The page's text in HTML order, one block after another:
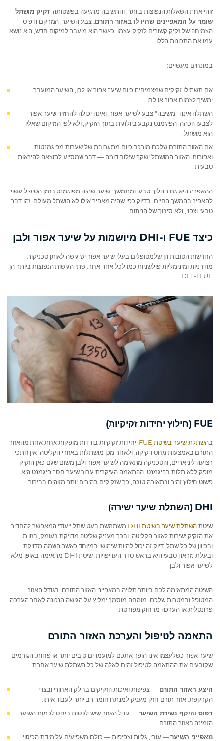
זוהי אחת השאלות הנפוצות ביותר, והתשובה מרגיעה בפשטותה. זקיק מושתל
שומר על המאפיינים שהיו לו באזור התורם.צבע השיער, המרקם ודפוס
הצמיחה של זקיק קשורים לזקיק עצמו. כאשר הוא מועבר למיקום חדש, הוא נושא
עמו את התכונות הללו.
במונחים מעשיים:
אם תשתילו זקיקים שמצמיחים כיום שיער אפור או לבן, השיער המועבר
ימשיך לצמוח אפור או לבן.
השתלה אינה "משיבה" צבע לשיער אפור, ואינה יכולה להחזיר שיער אפור
לצבעו הכהה. הפיגמנט נקבע ביולוגית בתוך הזקיק, ולא לפי המיקום שאליו
הוא מושתל.
אם האזור התורם שלכם מורכב כיום מתערובת של שערות מפוגמנטות
ואפורות, האזור המושתל ישקף שילוב דומה — דבר שמסייע לתוצאה להיראות
טבעית.
ההאפרה היא גם תהליך טבעי ומתמשך. שיער שהיה מפוגמנט בזמן הטיפול עשוי
להאפיר בהמשך החיים, בדיוק כפי שהיה מאפיר אילו לא הושתל מעולם. זהו דבר
טבעי וצפוי, ולא סיבוך של הניתוח.
כיצד FUE ו‑DHI מיושמות על שיער אפור ולבן
החדשות הטובות הן שלמטופלים בעלי שיער אפור יש גישה לאותן טכניקות
מודרניות ומינימליות פולשניות כמו לכל אחד אחר. שתי הגישות הנפוצות ביותר הן
FUE ו‑DHI.
בהשתלת שיער בשיטת FUE
, יחידות זקיקיות בודדות מופקות אחת אחת מהאזור
התורם באמצעות מחט דקיקה, ולאחר מכן מושתלות באזורי הקליטה. אין חתכי
רצועה ליניאריים, והטכניקה מתאימה לשיער אפור ולבן משום שגם כאן הזקיק
מופק ללא תלות בפיגמנט. ההתאמה העיקרית עבור שיער חסר פיגמנט היא
פשוט חילוץ זהיר ובתאורה טובה, כך שזקיקים בהירים יותר מזוהים בבירור.
שיטתהשתלת שיער בשיטת DHI
משתמשת בעט שתל ייעודי המאפשר להחדיר
את הזקיק ישירות לאזור הקליטה, ובכך מעניק שליטה מדויקת בעומק, בזווית
ובכיוון של כל שתל. דיוק זה יכול להיות שימושי במיוחד כאשר השמה מדויקת
ובעלת מראה טבעי היא בראש סדר העדיפויות. שיטת DHI מתאימה באופן מלא
לשיער אפור ולבן.
השיטה המתאימה לכם ביותר תלויה במאפייני האזור התורם, בגודל האזור
המטופל ובמטרות שלכם. מומחה מוסמך ימליץ על הגישה הנכונה לאחר הערכה
פרונטלית או הערכה מרחוק מפורטת.
התאמה לטיפול והערכת האזור התורם
שיער אפור כשלעצמו אינו הופך אתכם למועמדים טובים יותר או פחות. הגורמים
שקובעים את ההתאמה לטיפול זהים לאלה של כל השתלת שיער אחרת:
היצע האזור התורם — צפיפות ואיכות הזקיקים בחלק האחורי ובצדי
הקרקפת. אזור תורם חזק מעניק למנתח חומר רב יותר לעבוד איתו.
דפוס והיקף נשירת השיער— גודל האזור שיש לכסות ביחס לכמות השיער
הזמינה באזור התורם.
מאפייני השיער— עובי, גליות וצפיפות — כולם משפיעים על מידת הכיסוי